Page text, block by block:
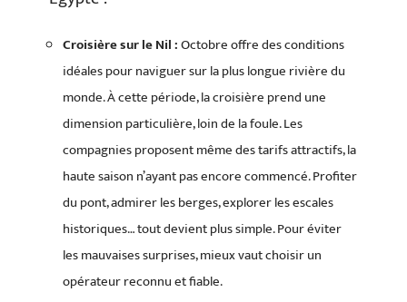
Croisière sur le Nil :Octobre offre des conditions
idéales pour naviguer sur la plus longue rivière du
monde. À cette période, la croisière prend une
dimension particulière, loin de la foule. Les
compagnies proposent même des tarifs attractifs, la
haute saison n’ayant pas encore commencé. Profiter
du pont, admirer les berges, explorer les escales
historiques… tout devient plus simple. Pour éviter
les mauvaises surprises, mieux vaut choisir un
opérateur reconnu et fiable.